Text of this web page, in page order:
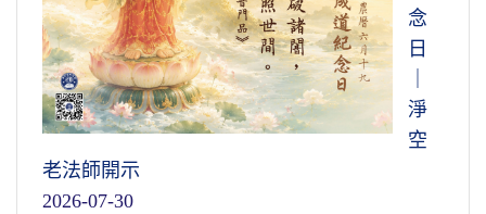
念
日
淨
空
老法師開示
2026-07-30